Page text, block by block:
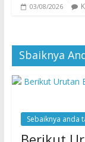
03/08/2026
Sbaiknya
Sebaiknya anda